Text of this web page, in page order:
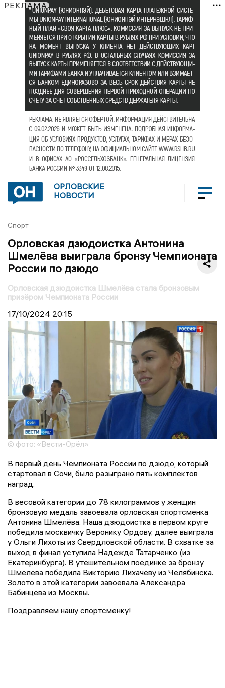
РЕКЛАМА
ОРЛОВСКИЕ
НОВОСТИ
Спорт
Орловская дзюдоистка Антонина
Шмелёва выиграла бронзу Чемпионата
России по дзюдо
Орловская дзюдоистка Шмелёва стала бронзовым
призёром Чемпионата России
17/10/2024 20:15
© фото: «Вести-Орёл»
В первый день Чемпионата России по дзюдо, который
стартовал в Сочи, было разыграно пять комплектов
наград.
В весовой категории до 78 килограммов у женщин
бронзовую медаль завоевала орловская спортсменка
Антонина Шмелёва. Наша дзюдоистка в первом круге
победила москвичку Веронику Ордову, далее выиграла
у Ольги Лихоты из Свердловской области. В схватке за
выход в финал уступила Надежде Татарченко (из
Екатеринбурга). В утешительном поединке за бронзу
Шмелёва победила Викторию Лихачёву из Челябинска.
Золото в этой категории завоевала Александра
Бабинцева из Москвы.
Поздравляем нашу спортсменку!